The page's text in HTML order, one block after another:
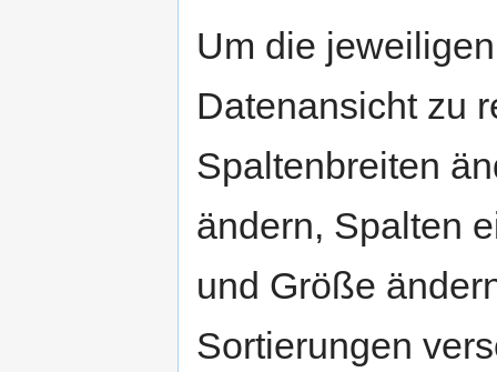
Um die
Datenansicht zu
Spaltenbreiten
ändern, Spalten
und Größe
Sortierungen